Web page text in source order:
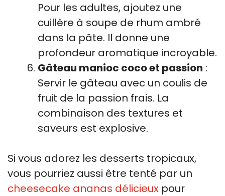
Pour les adultes, ajoutez une
cuillère à soupe de rhum ambré
dans la pâte. Il donne une
profondeur aromatique incroyable.
Gâteau manioc coco et passion :
Servir le gâteau avec un coulis de
fruit de la passion frais. La
combinaison des textures et
saveurs est explosive.
Si vous adorez les desserts tropicaux,
vous pourriez aussi être tenté par un
cheesecake ananas délicieux pour